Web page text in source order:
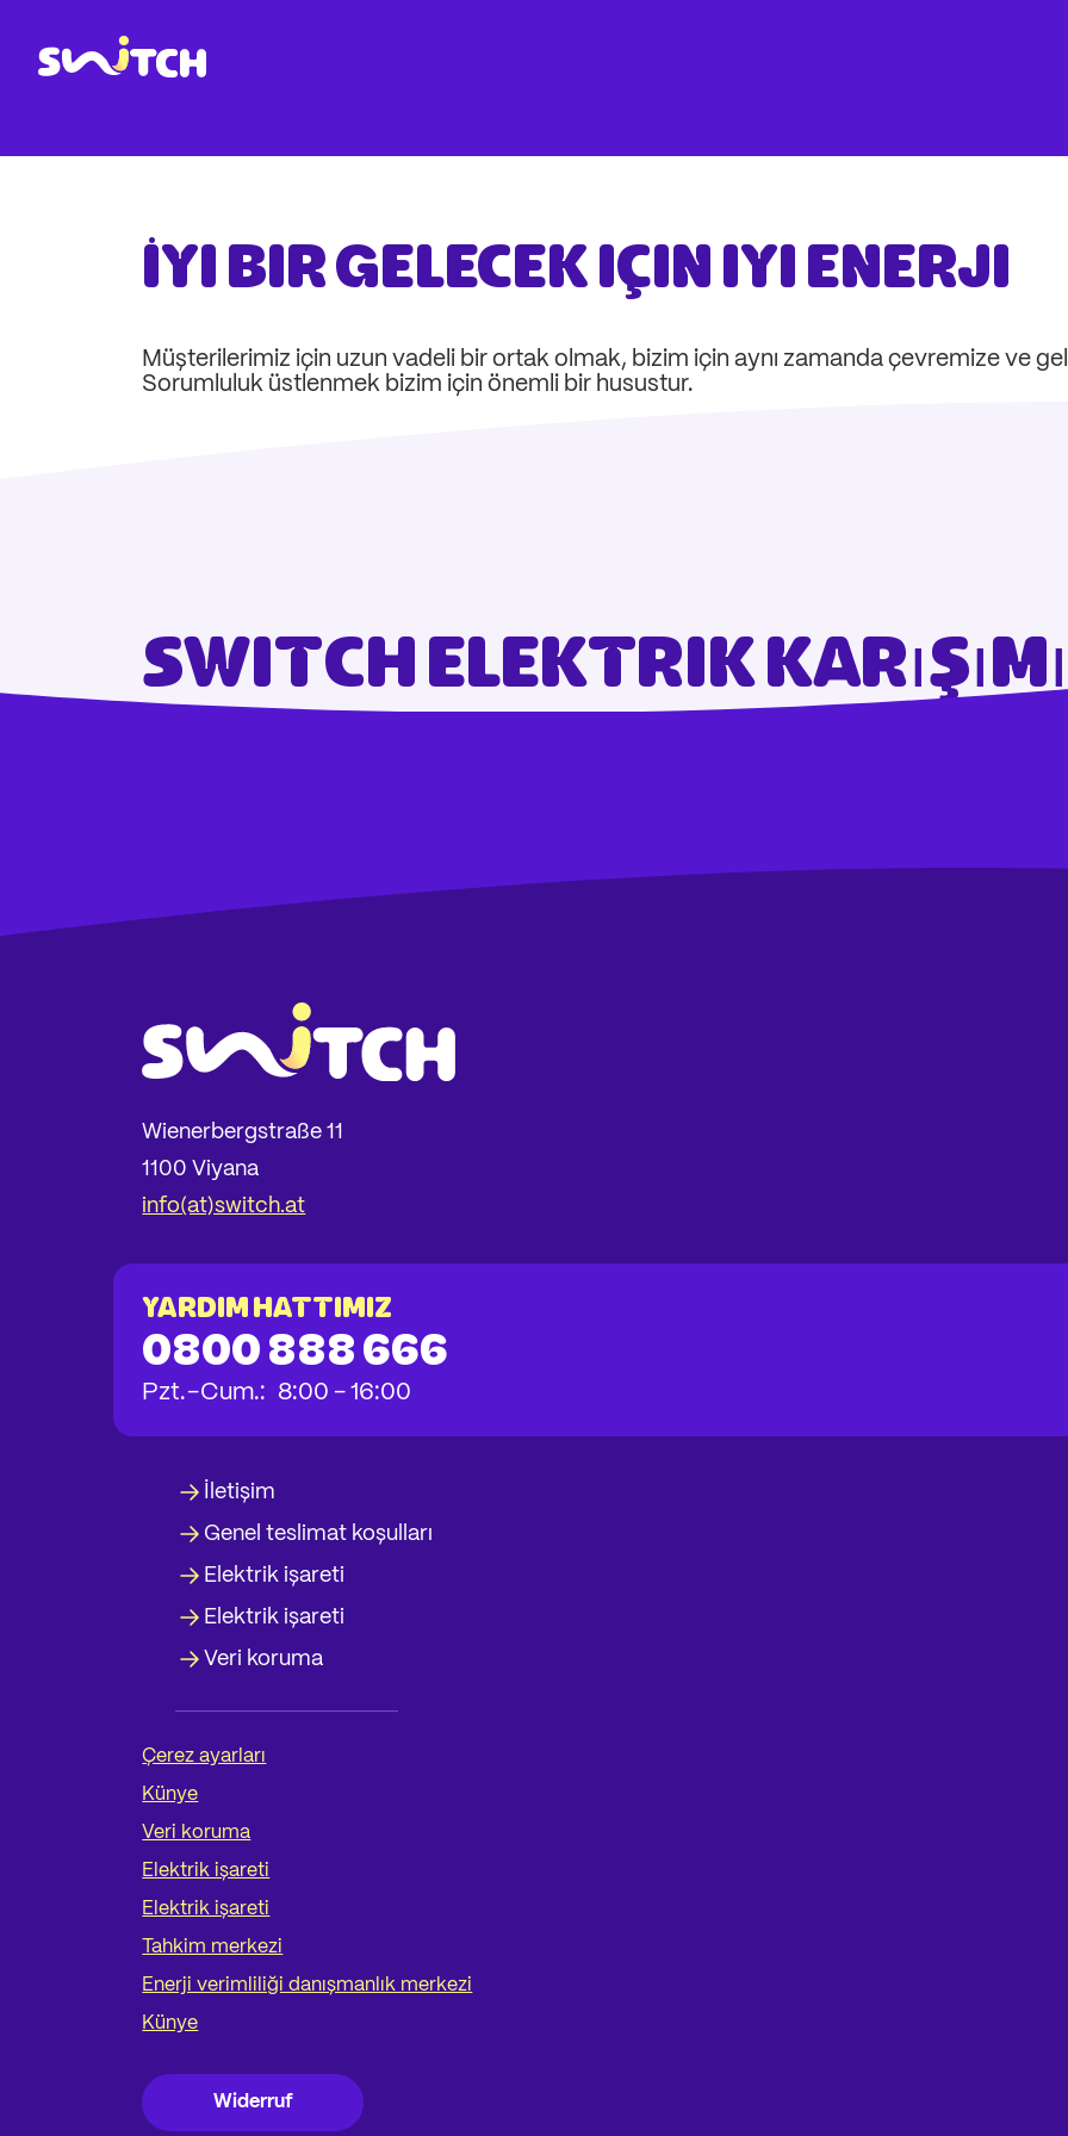
springen
springen
Link zur Homepage
İyi bir gelecek için iyi enerji
Müşterilerimiz için uzun vadeli bir ortak olmak, bizim için aynı zamanda çevremize ve
Sorumluluk üstlenmek bizim için önemli bir husustur.
Switch elektrik
Wienerbergstraße 11
1100 Viyana
info(at)switch.at
YARDIM HATTIMIZ
0800 888 666
Pzt.bis
-Cum.: bis
8:00 -bis
16:00
İletişim
Genel teslimat koşulları
Elektrik işareti
Elektrik işareti
Veri koruma
Çerez ayarları
Künye
Veri koruma
Elektrik işareti
Elektrik işareti
Tahkim merkezi
Enerji verimliliği danışmanlık merkezi
Künye
Widerruf